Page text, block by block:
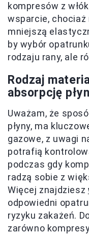
kompresów z
wsparcie, chociaż
mniejszą
by wybór
rodzaju rany, ale
Rodzaj
absorpcję
Uważam, że
płyny, ma
gazowe, z uwagi
potrafią
podczas gdy
radzą sobie z
Więcej znajdziesz
odpowiedni
ryzyku zakażeń.
zarówno